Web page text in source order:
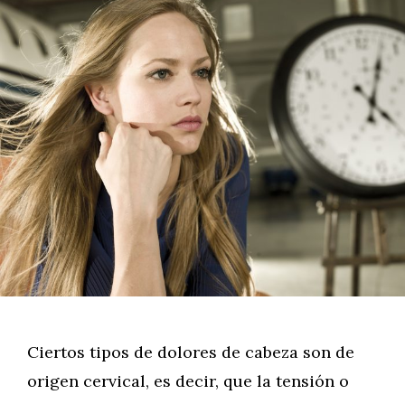
Ciertos tipos de dolores de cabeza son de
origen cervical, es decir, que la tensión o